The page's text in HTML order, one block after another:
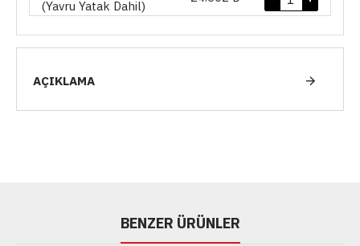
(Yavru Yatak Dahil)
AÇIKLAMA
BENZER ÜRÜNLER